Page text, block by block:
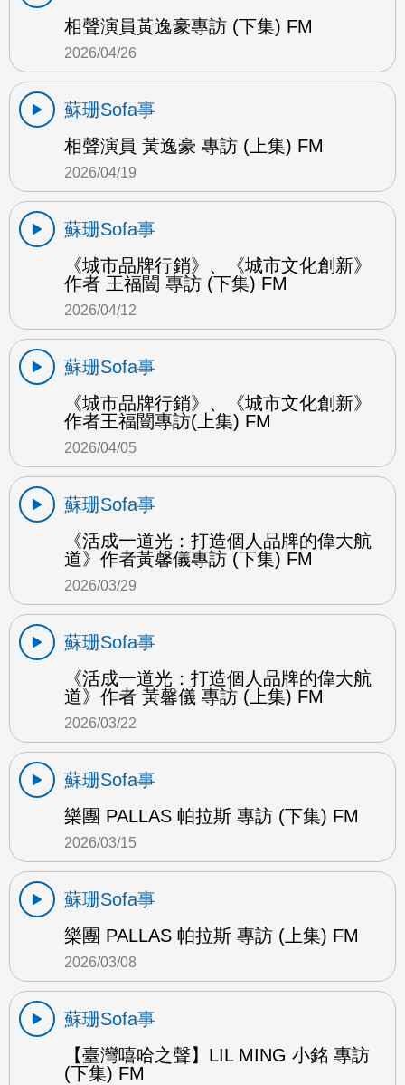
相聲演員黃逸豪專訪 (下集) FM
2026/04/26
蘇珊Sofa事
相聲演員 黃逸豪 專訪 (上集) FM
2026/04/19
蘇珊Sofa事
《城市品牌行銷》、《城市文化創新》
作者 王福闓 專訪 (下集) FM
2026/04/12
蘇珊Sofa事
《城市品牌行銷》、《城市文化創新》
作者王福闓專訪(上集) FM
2026/04/05
蘇珊Sofa事
《活成一道光：打造個人品牌的偉大航
道》作者黃馨儀專訪 (下集) FM
2026/03/29
蘇珊Sofa事
《活成一道光：打造個人品牌的偉大航
道》作者 黃馨儀 專訪 (上集) FM
2026/03/22
蘇珊Sofa事
樂團 PALLAS 帕拉斯 專訪 (下集) FM
2026/03/15
蘇珊Sofa事
樂團 PALLAS 帕拉斯 專訪 (上集) FM
2026/03/08
蘇珊Sofa事
【臺灣嘻哈之聲】LIL MING 小銘 專訪
(下集) FM